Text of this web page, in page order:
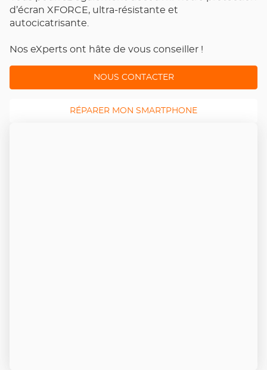
d’écran XFORCE, ultra-résistante et
autocicatrisante.
Nos eXperts ont hâte de vous conseiller !
NOUS CONTACTER
RÉPARER MON SMARTPHONE